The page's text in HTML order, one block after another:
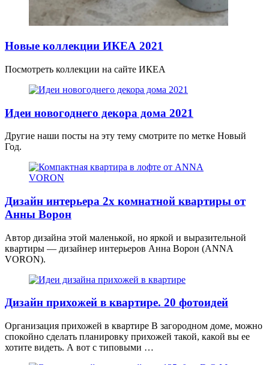
Новые коллекции ИКЕА 2021
Посмотреть коллекции на сайте ИКЕА
Идеи новогоднего декора дома 2021
Другие наши посты на эту тему смотрите по метке Новый
Год.
Дизайн интерьера 2х комнатной квартиры от
Анны Ворон
Автор дизайна этой маленькой, но яркой и выразительной
квартиры — дизайнер интерьеров Анна Ворон (ANNA
VORON).
Дизайн прихожей в квартире. 20 фотоидей
Организация прихожей в квартире В загородном доме, можно
спокойно сделать планировку прихожей такой, какой вы ее
хотите видеть. А вот с типовыми …